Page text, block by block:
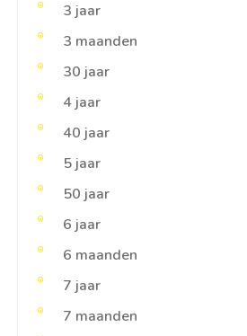
3 jaar
3 maanden
30 jaar
4 jaar
40 jaar
5 jaar
50 jaar
6 jaar
6 maanden
7 jaar
7 maanden